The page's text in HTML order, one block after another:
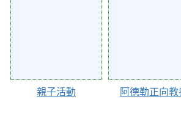
親子活動 阿德勒正向教